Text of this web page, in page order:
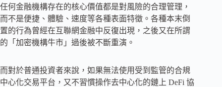
任何金融機構存在的核心價值都是對風險的合理管理，
而不是便捷、體驗、速度等各種表面特徵。各種本末倒
置的行為曾經在互聯網金融中反復出現，之後又在所謂
的「加密機構牛市」過後被不斷重演。
而對於普通投資者來說，如果無法使用受到監管的合規
中心化交易平台，又不習慣操作去中心化的鏈上 DeFi 協